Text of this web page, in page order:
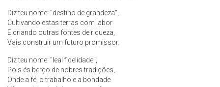
Diz teu nome: "destino de grandeza",
Cultivando estas terras com labor
E criando outras fontes de riqueza,
Vais construir um futuro promissor.
Diz teu nome: "leal fidelidade",
Pois és berço de nobres tradições,
Onde a fé, o trabalho e a bondade